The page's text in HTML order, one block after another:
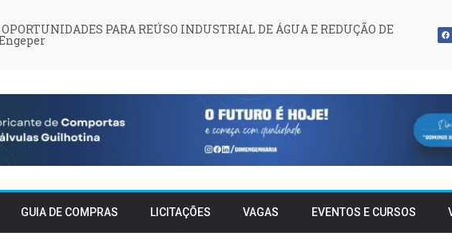
PARA REÚSO INDUSTRIAL DE ÁGUA E REDUÇÃO DE
GUIA DE COMPRAS LICITAÇÕES VAGAS EVENTOS E CURSOS